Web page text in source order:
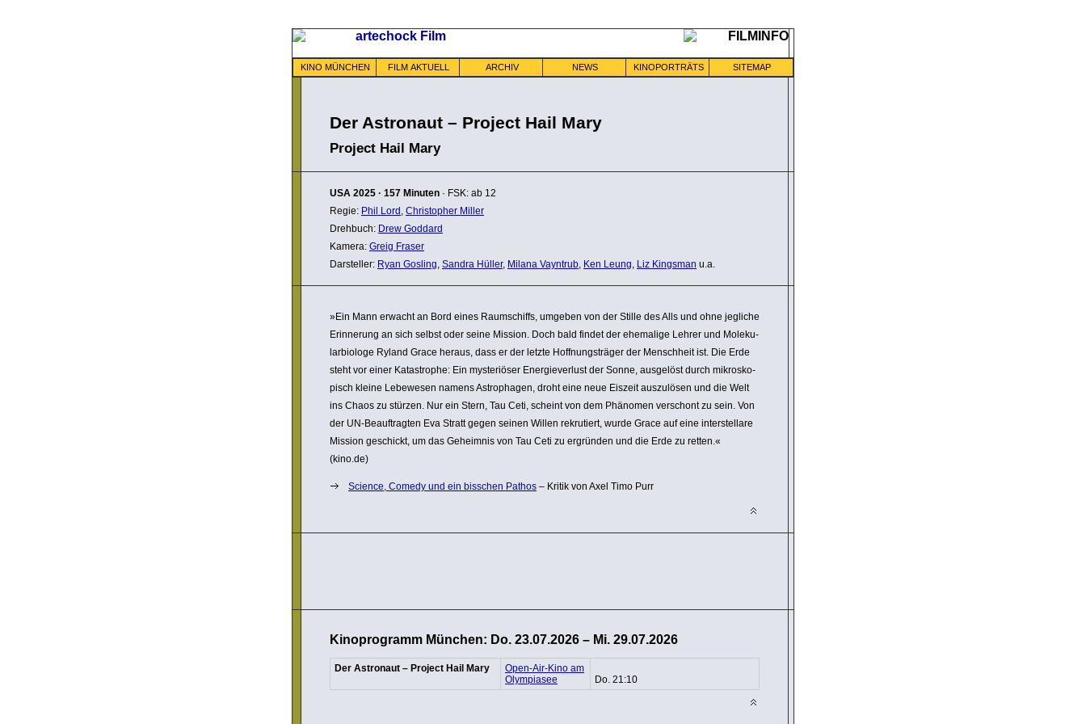
KINO MÜNCHEN FILM AKTUELL ARCHIV NEWS KINOPORTRÄTS SITEMAP
Der Astronaut – Project Hail Mary
Project Hail Mary
USA 2025 · 157 Minuten · FSK: ab 12
Regie: Phil Lord, Christopher Miller
Drehbuch: Drew Goddard
Kamera: Greig Fraser
Darsteller: Ryan Gosling, Sandra Hüller, Milana Vayntrub, Ken Leung, Liz Kingsman u.a.
»Ein Mann erwacht an Bord eines Raum­schiffs, umgeben von der Stille des Alls und ohne jegliche
Erin­ne­rung an sich selbst oder seine Mission. Doch bald findet der ehemalige Lehrer und Mole­ku­
lar­bio­loge Ryland Grace heraus, dass er der letzte Hoff­nungs­träger der Mensch­heit ist. Die Erde
steht vor einer Kata­strophe: Ein myste­riöser Ener­gie­ver­lust der Sonne, ausgelöst durch mikro­sko­
pisch kleine Lebewesen namens Astro­phagen, droht eine neue Eiszeit auszu­lösen und die Welt
ins Chaos zu stürzen. Nur ein Stern, Tau Ceti, scheint von dem Phänomen verschont zu sein. Von
der UN-Beauf­tragten Eva Stratt gegen seinen Willen rekru­tiert, wurde Grace auf eine inter­stel­lare
Mission geschickt, um das Geheimnis von Tau Ceti zu ergründen und die Erde zu retten.«
(kino.de)
Science, Comedy und ein bisschen Pathos – Kritik von Axel Timo Purr
Kinoprogramm München: Do. 23.07.2026 – Mi. 29.07.2026
Der Astronaut – Project Hail Mary
Open-Air-Kino am
Olympiasee
Do. 21:10